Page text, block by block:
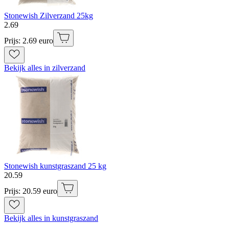
Stonewish Zilverzand 25kg
2.69
Prijs: 2.69 euro
Bekijk alles in zilverzand
Stonewish kunstgraszand 25 kg
20.59
Prijs: 20.59 euro
Bekijk alles in kunstgraszand